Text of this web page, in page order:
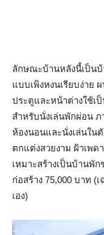
ลักษณะบ้านหลังนี้เป็นบ้
แบบเพิงหงนเรียบง่าย
ประตูและหน้าต่างใช้เ
สำหรับนั่งเล่นพักผ่อน ภ
ห้องนอนและนั่งเล่นใน
ตกแต่งสวยงาม ฝ้าเพ
เหมาะสร้างเป็นบ้านพั
ก่อสร้าง 75,000 บาท (
เอง)